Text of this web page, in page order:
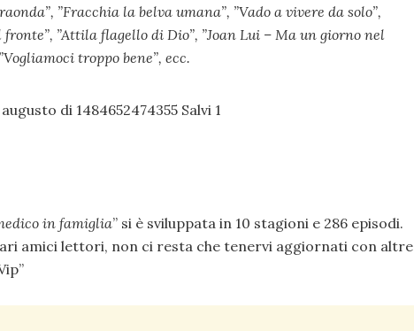
”Fracchia la belva umana”, ”Vado a vivere da solo”,
”Attila flagello di Dio”, ”Joan Lui – Ma un giorno nel
Vogliamoci troppo bene”, ecc.
in famiglia” si è sviluppata in 10 stagioni e 286 episodi.
amici lettori, non ci resta che tenervi aggiornati con altre